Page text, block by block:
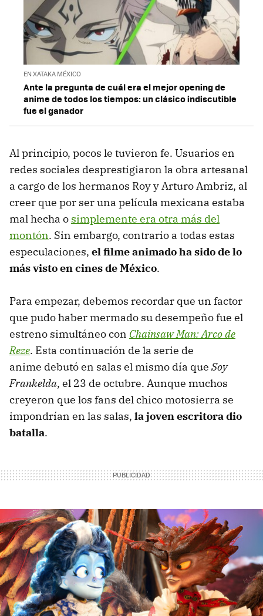
EN XATAKA MÉXICO
Ante la pregunta de cuál era el mejor opening de
anime de todos los tiempos: un clásico indiscutible
fue el ganador
Al principio, pocos le tuvieron fe. Usuarios en
redes sociales desprestigiaron la obra artesanal
a cargo de los hermanos Roy y Arturo Ambriz, al
creer que por ser una película mexicana estaba
mal hecha o simplemente era otra más del
montón. Sin embargo, contrario a todas estas
especulaciones, el filme animado ha sido de lo
más visto en cines de México.
Para empezar, debemos recordar que un factor
que pudo haber mermado su desempeño fue el
estreno simultáneo con Chainsaw Man: Arco de
Reze. Esta continuación de la serie de
anime debutó en salas el mismo día que Soy
Frankelda, el 23 de octubre. Aunque muchos
creyeron que los fans del chico motosierra se
impondrían en las salas, la joven escritora dio
batalla.